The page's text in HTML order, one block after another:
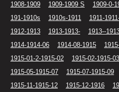
1908-1909
1909-1909 S 1909-0-
191-1910s
1910s-1911 1911-
1912-1913
1913-1913- 1913--
1914-1914-06
1914-08-1915
1915-01-2-1915-02
1915-02-1915-03
1915-05-1915-07
1915-07-1915-09
1915-11-1915-12
1915-12-1916